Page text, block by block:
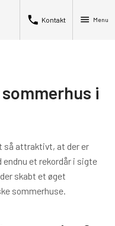
phone Kontakt menu Menu
i
så attraktivt, at der er
et rekordår i sigte
skabt et øget
sommerhuse.